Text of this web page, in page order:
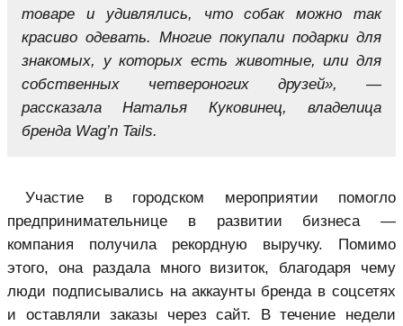
товаре и удивлялись, что собак можно так
красиво одевать. Многие покупали подарки для
знакомых, у которых есть животные, или для
собственных четвероногих друзей», —
рассказала Наталья Куковинец, владелица
бренда Wag’n Tails.
Участие в городском мероприятии помогло
предпринимательнице в развитии бизнеса —
компания получила рекордную выручку. Помимо
этого, она раздала много визиток, благодаря чему
люди подписывались на аккаунты бренда в соцсетях
и оставляли заказы через сайт. В течение недели